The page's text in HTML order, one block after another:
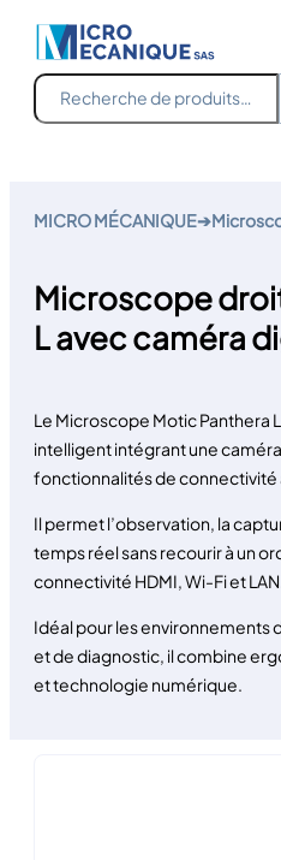
contenu
Recherche
MICRO MÉCANIQUE➔
Microscope
L avec caméra
Le Microscope Motic Panthera
intelligent intégrant une
fonctionnalités de connectivité
Il permet l’observation, la
temps réel sans recourir à un
connectivité HDMI, Wi-Fi et
Idéal pour les environnements
et de diagnostic, il combine
et technologie numérique.